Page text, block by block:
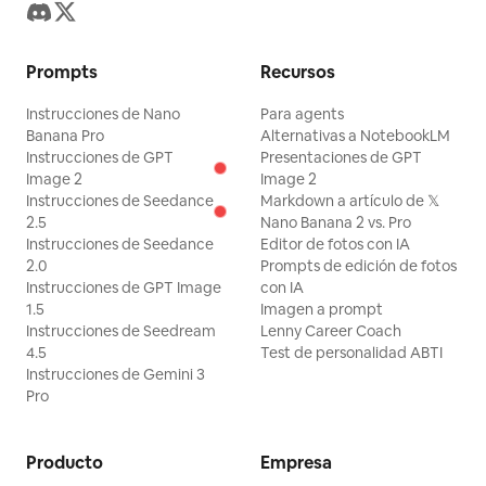
Prompts
Instrucciones de Nano
Banana Pro
Instrucciones de GPT
Image 2
Instrucciones de Seedance
2.5
Instrucciones de Seedance
2.0
Instrucciones de GPT Image
1.5
Instrucciones de Seedream
4.5
Instrucciones de Gemini 3
Pro
Recursos
Para agents
Alternativas a NotebookLM
Presentaciones de GPT
Image 2
Markdown a artículo de 𝕏
Nano Banana 2 vs. Pro
Editor de fotos con IA
Prompts de edición de fotos
con IA
Imagen a prompt
Lenny Career Coach
Test de personalidad ABTI
Producto Empresa